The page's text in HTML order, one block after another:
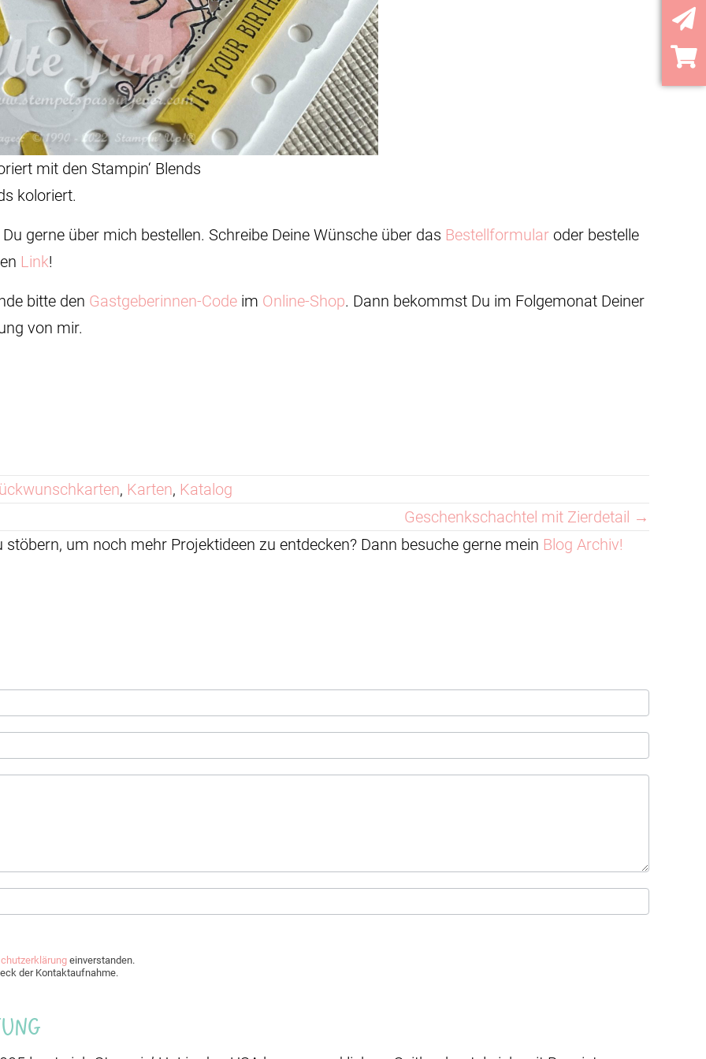
mit den Stampin‘ Blends
koloriert.
gerne über mich bestellen. Schreibe Deine Wünsche über das Bestellformular oder bestelle
Link!
bitte den Gastgeberinnen-Code im Online-Shop. Dann bekommst Du im Folgemonat Deiner
von mir.
, Karten, Katalog
Geschenkschachtel mit Zierdetail →
um noch mehr Projektideen zu entdecken? Dann besuche gerne mein Blog Archiv!
einverstanden.
der Kontaktaufnahme.